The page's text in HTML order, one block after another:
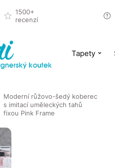
1500+
recenzí
Tapety
Moderní růžovo-šedý koberec
s imitací uměleckých tahů
fixou Pink Frame